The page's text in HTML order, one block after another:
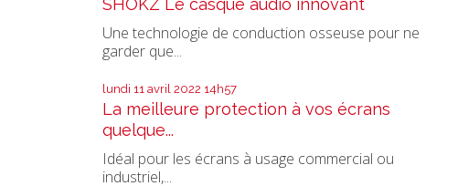
Une technologie de conduction osseuse pour ne
garder que...
lundi 11 avril 2022 14h57
La meilleure protection à vos écrans
quelque...
Idéal pour les écrans à usage commercial ou
industriel,...